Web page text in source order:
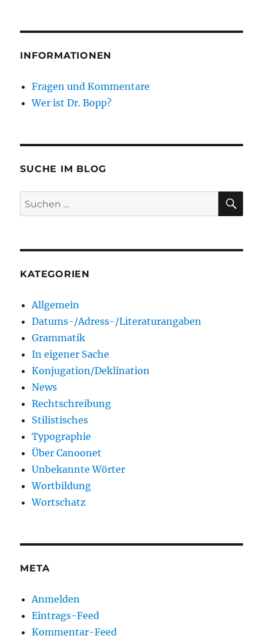
INFORMATIONEN
Fragen und Kommentare
Wer ist Dr. Bopp?
SUCHE IM BLOG
Suchen
nach:
KATEGORIEN
Allgemein
Datums-/Adress-/Literaturangaben
Grammatik
In eigener Sache
Konjugation/Deklination
News
Rechtschreibung
Stilistisches
Typographie
Über Canoonet
Unbekannte Wörter
Wortbildung
Wortschatz
META
Anmelden
Eintrags-Feed
Kommentar-Feed